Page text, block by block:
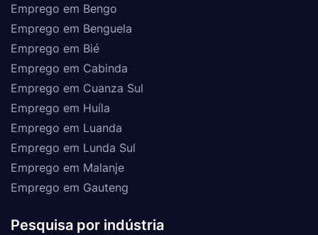
Emprego em Bengo
Emprego em Benguela
Emprego em Bié
Emprego em Cabinda
Emprego em Cuanza Sul
Emprego em Huíla
Emprego em Luanda
Emprego em Lunda Sul
Emprego em Malanje
Emprego em Gauteng
Pesquisa por indústria